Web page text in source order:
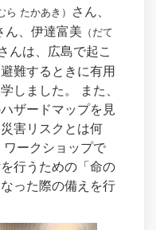
ら たかあき）
さん、
ん、伊達富美 （だて
んは、広島で起こ
難するときに有用
しました。 また、
ザードマップを見
害リスクとは何
ークショップで
行うための「命の
った際の備えを行